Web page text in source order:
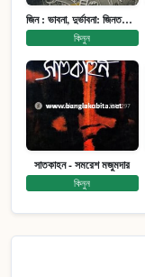
জিন : ভাবনা, দুর্ভাবনা: জিনতত্ত্ব সমাজ ইতিহাস (পেপারব্যাক)
কিনুন
সাতকাহন - সমরেশ মজুমদার
কিনুন